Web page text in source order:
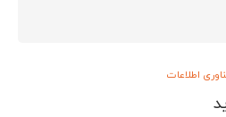
اطلاعات